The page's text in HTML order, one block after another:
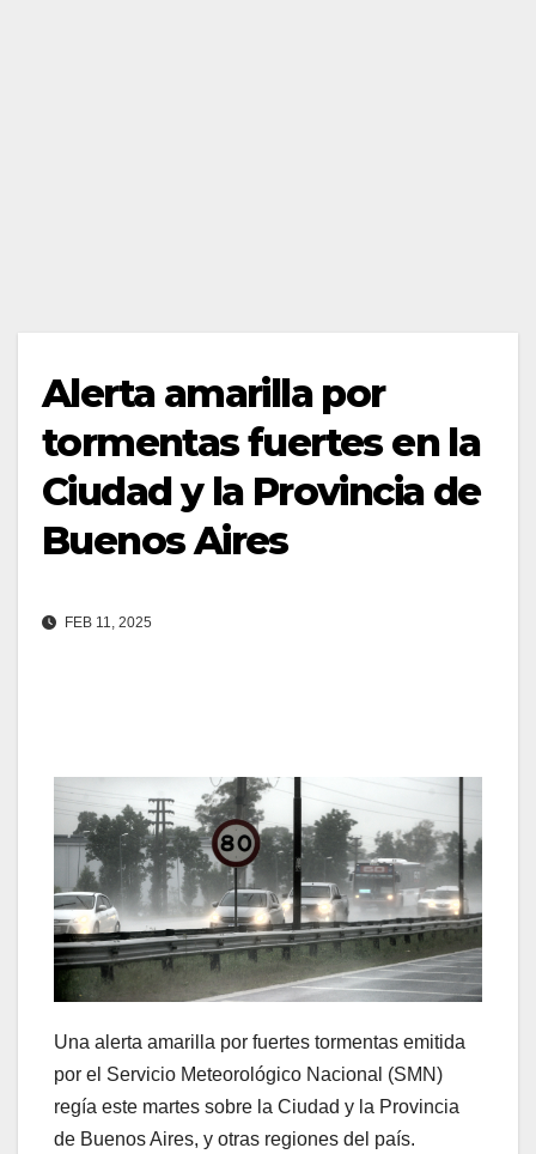
Alerta amarilla por
tormentas fuertes en la
Ciudad y la Provincia de
Buenos Aires
FEB 11, 2025
Una alerta amarilla por fuertes tormentas emitida
por el Servicio Meteorológico Nacional (SMN)
regía este martes sobre la Ciudad y la Provincia
de Buenos Aires, y otras regiones del país.